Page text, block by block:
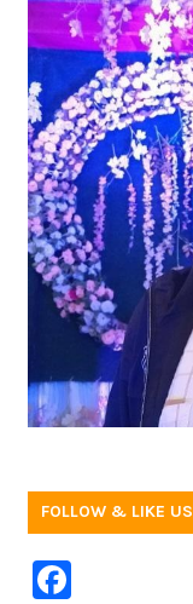
FOLLOW & LIKE US
F